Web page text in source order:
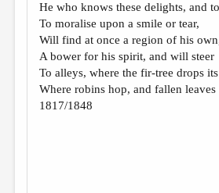
МАЛАЯ ПРОЗА
ЭССЕИСТИКА
ЛИТЕРАТУРОВЕДЕНИЕ
КУЛЬТУРОВЕДЕНИЕ
He who knows these delights, and
To moralise upon a smile or tear,
Will find at once a region of his
A bower for his spirit, and will steer
To alleys, where the fir-tree drops
Where robins hop, and fallen leaves
1817/1848